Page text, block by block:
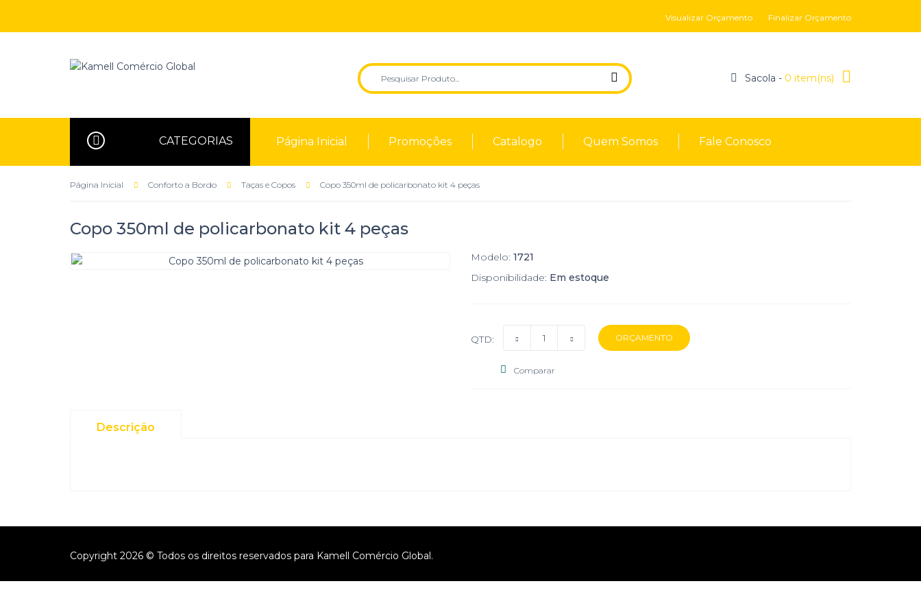
Visualizar Orçamento Finalizar Orçamento
Sacola - 0 item(ns)
CATEGORIAS Página Inicial Promoções Catalogo Quem Somos Fale Conosco
Página Inicial Conforto a Bordo Taças e Copos Copo 350ml de policarbonato kit 4 peças
Copo 350ml de policarbonato kit 4 peças
Modelo: 1721
Disponibilidade: Em estoque
QTD:
Comparar
Descrição
Copyright 2026 © Todos os direitos reservados para Kamell Comércio Global.